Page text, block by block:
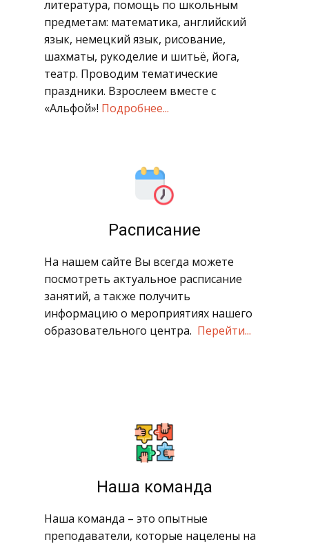
литература, помощь по школьным
предметам: математика, английский
язык, немецкий язык, рисование,
шахматы, рукоделие и шитьё, йога,
театр. Проводим тематические
праздники. Взрослеем вместе с
«Альфой»! Подробнее...
​Расписание
​На нашем сайте Вы всегда можете
посмотреть актуальное расписание
занятий, а также получить
информацию о мероприятиях нашего
образовательного центра. Перейти...
​Наша команда
​ Наша команда – это опытные
преподаватели, которые нацелены на